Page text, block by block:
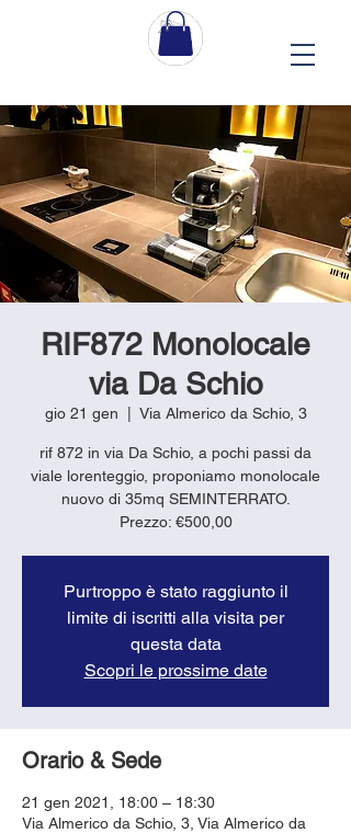
RIF872 Monolocale
via Da Schio
gio 21 gen Via Almerico da Schio, 3
rif 872 in via Da Schio, a pochi passi da
viale lorenteggio, proponiamo monolocale
nuovo di 35mq SEMINTERRATO.
Prezzo: €500,00
Purtroppo è stato raggiunto il
limite di iscritti alla visita per
questa data
Scopri le prossime date
Orario & Sede
21 gen 2021, 18:00 – 18:30
Via Almerico da Schio, 3, Via Almerico da